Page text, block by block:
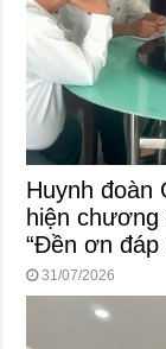
Huynh đoàn
hiện
“Đền ơn
31/07/2026